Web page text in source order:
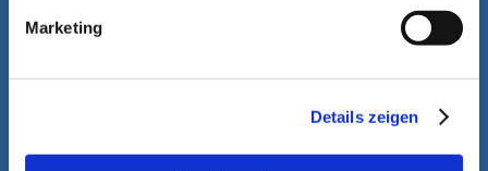
Marketing
Details zeigen